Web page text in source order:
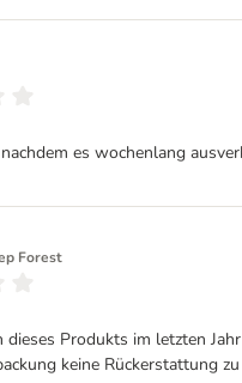
es wochenlang
Forest
Produkts im letzten
keine Rückerstattung